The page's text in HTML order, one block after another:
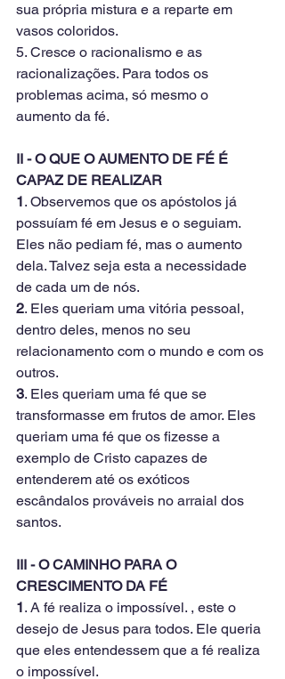
sua própria mistura e a reparte em
vasos coloridos.
5. Cresce o racionalismo e as
racionalizações. Para todos os
problemas acima, só mesmo o
aumento da fé.
II - O QUE O AUMENTO DE FÉ É
CAPAZ DE REALIZAR
1. Observemos que os apóstolos já
possuíam fé em Jesus e o seguiam.
Eles não pediam fé, mas o aumento
dela. Talvez seja esta a necessidade
de cada um de nós.
2. Eles queriam uma vitória pessoal,
dentro deles, menos no seu
relacionamento com o mundo e com os
outros.
3. Eles queriam uma fé que se
transformasse em frutos de amor. Eles
queriam uma fé que os fizesse a
exemplo de Cristo capazes de
entenderem até os exóticos
escândalos prováveis no arraial dos
santos.
III - O CAMINHO PARA O
CRESCIMENTO DA FÉ
1. A fé realiza o impossível. , este o
desejo de Jesus para todos. Ele queria
que eles entendessem que a fé realiza
o impossível.